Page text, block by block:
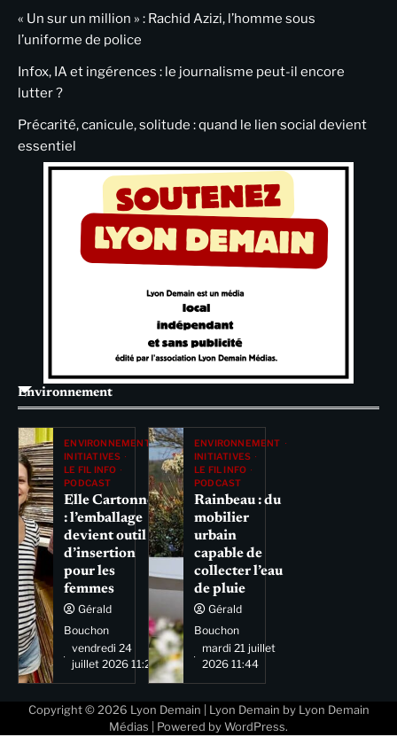
« Un sur un million » : Rachid Azizi, l’homme sous
l’uniforme de police
Infox, IA et ingérences : le journalisme peut-il encore
lutter ?
Précarité, canicule, solitude : quand le lien social devient
essentiel
Environnement
ENVIRONNEMENT
INITIATIVES
LE FIL INFO
PODCAST
Elle Cartonne
: l’emballage
devient outil
d’insertion
pour les
femmes
Gérald
Bouchon
vendredi 24
juillet 2026 11:29
ENVIRONNEMENT
INITIATIVES
LE FIL INFO
PODCAST
Rainbeau : du
mobilier
urbain
capable de
collecter l’eau
de pluie
Gérald
Bouchon
mardi 21 juillet
2026 11:44
Copyright © 2026 Lyon Demain | Lyon Demain by Lyon Demain
Médias | Powered by WordPress.